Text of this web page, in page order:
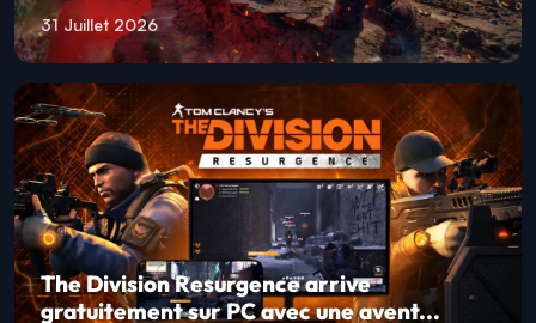
31 Juillet 2026
The Division Resurgence arrive
gratuitement sur PC avec une avent...